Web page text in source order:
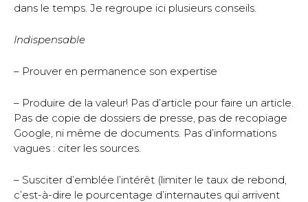
dans le temps. Je regroupe ici plusieurs conseils.
Indispensable
– Prouver en permanence son expertise
– Produire de la valeur! Pas d’article pour faire un article.
Pas de copie de dossiers de presse, pas de recopiage
Google, ni même de documents. Pas d’informations
vagues : citer les sources.
– Susciter d’emblée l’intérêt (limiter le taux de rebond,
c’est-à-dire le pourcentage d’internautes qui arrivent